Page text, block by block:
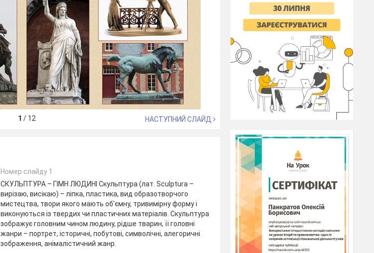
1 / 12 НАСТУПНИЙ СЛАЙД
Номер слайду 1
СКУЛЬПТУРА – ГІМН ЛЮДИНІ Скульптура (лат. Sculptura –
вирізаю, висікаю) – ліпка, пластика, вид образотворчого
мистецтва, твори якого мають об'ємну, тривимірну форму і
виконуються із твердих чи пластичних матеріалів. Скульптура
зображує головним чином людину, рідше тварин, її головні
жанри – портрет, історичні, побутові, символічні, алегоричні
зображення, анімалістичний жанр.